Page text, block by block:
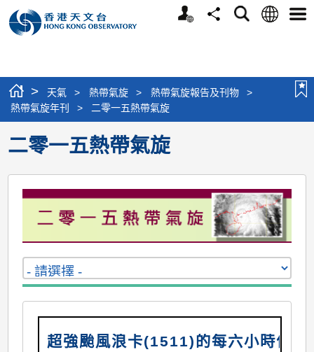
個
分
搜
語
選
> 天氣 > 熱帶氣旋 > 熱帶氣旋報告及刊物
>
熱帶氣旋年刊
> 二零一五熱帶氣旋
二零一五熱帶氣旋
超強颱風浪卡(1511)的每六小時位置